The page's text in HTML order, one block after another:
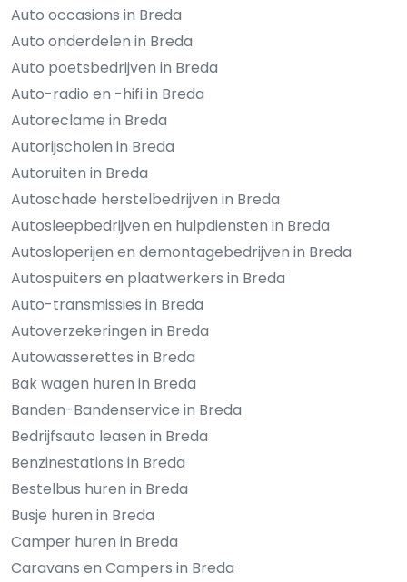
Auto occasions in Breda
Auto onderdelen in Breda
Auto poetsbedrijven in Breda
Auto-radio en -hifi in Breda
Autoreclame in Breda
Autorijscholen in Breda
Autoruiten in Breda
Autoschade herstelbedrijven in Breda
Autosleepbedrijven en hulpdiensten in Breda
Autosloperijen en demontagebedrijven in Breda
Autospuiters en plaatwerkers in Breda
Auto-transmissies in Breda
Autoverzekeringen in Breda
Autowasserettes in Breda
Bak wagen huren in Breda
Banden-Bandenservice in Breda
Bedrijfsauto leasen in Breda
Benzinestations in Breda
Bestelbus huren in Breda
Busje huren in Breda
Camper huren in Breda
Caravans en Campers in Breda